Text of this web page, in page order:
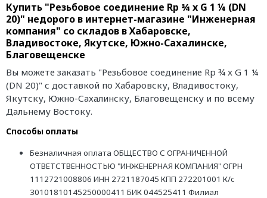
Купить "Резьбовое соединение Rp ¾ x G 1 ¼ (DN
20)" недорого в интернет-магазине "Инженерная
компания" со складов в Хабаровске,
Владивостоке, Якутске, Южно-Сахалинске,
Благовещенске
Вы можете заказать "Резьбовое соединение Rp ¾ x G 1 ¼
(DN 20)" с доставкой по Хабаровску, Владивостоку,
Якутску, Южно-Сахалинску, Благовещенску и по всему
Дальнему Востоку.
Способы оплаты
Безналичная оплата ОБЩЕСТВО С ОГРАНИЧЕННОЙ
ОТВЕТСТВЕННОСТЬЮ "ИНЖЕНЕРНАЯ КОМПАНИЯ" ОГРН
1112721008806 ИНН 2721187045 КПП 272201001 К/с
30101810145250000411 БИК 044525411 Филиал